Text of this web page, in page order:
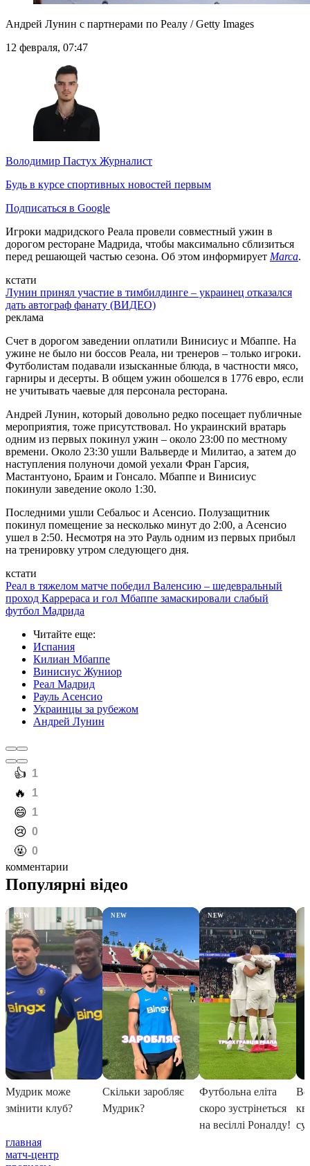
Андрей Лунин с партнерами по Реалу / Getty Images
12 февраля, 07:47
Володимир Пастух Журналист
Будь в курсе спортивных новостей первым
Подписаться в Google
Игроки мадридского Реала провели совместный ужин в
дорогом ресторане Мадрида, чтобы максимально сблизиться
перед решающей частью сезона. Об этом информирует Marca.
кстати
Лунин принял участие в тимбилдинге – украинец отказался
дать автограф фанату (ВИДЕО)
реклама
Счет в дорогом заведении оплатили Винисиус и Мбаппе. На
ужине не было ни боссов Реала, ни тренеров – только игроки.
Футболистам подавали изысканные блюда, в частности мясо,
гарниры и десерты. В общем ужин обошелся в 1776 евро, если
не учитывать чаевые для персонала ресторана.
Андрей Лунин, который довольно редко посещает публичные
мероприятия, тоже присутствовал. Но украинский вратарь
одним из первых покинул ужин – около 23:00 по местному
времени. Около 23:30 ушли Вальверде и Милитао, а затем до
наступления полуночи домой уехали Фран Гарсия,
Мастантуоно, Браим и Гонсало. Мбаппе и Винисиус
покинули заведение около 1:30.
Последними ушли Себальос и Асенсио. Полузащитник
покинул помещение за несколько минут до 2:00, а Асенсио
ушел в 2:50. Несмотря на это Рауль одним из первых прибыл
на тренировку утром следующего дня.
кстати
Реал в тяжелом матче победил Валенсию – шедевральный
проход Каррераса и гол Мбаппе замаскировали слабый
футбол Мадрида
Читайте еще:
Испания
Килиан Мбаппе
Винисиус Жуниор
Реал Мадрид
Рауль Асенсио
Украинцы за рубежом
Андрей Лунин
️👍 1
️🔥 1
️😄 1
️😢 0
️🤬 0
комментарии
главная
матч-центр